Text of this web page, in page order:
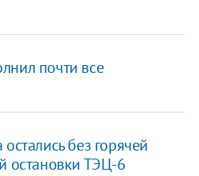
почти все
без горячей
остановки ТЭЦ-6